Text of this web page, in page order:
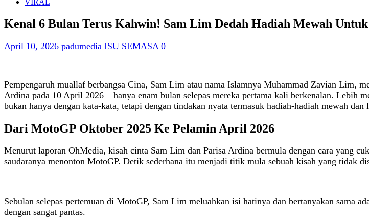
Kenal 6 Bulan Terus Kahwin! Sam Lim Dedah Hadiah Mewah
April 10, 2026 padumedia ISU SEMASA 0
Pempengaruh muallaf berbangsa Cina, Sam Lim atau nama Islamnya Muhammad Zavian Lim,
Ardina pada 10 April 2026 – hanya enam bulan selepas mereka pertama kali berkenalan. Lebih
bukan hanya dengan kata-kata, tetapi dengan tindakan nyata termasuk hadiah-hadiah mewah
Dari MotoGP Oktober 2025 Ke Pelamin April 2026
Menurut laporan OhMedia, kisah cinta Sam Lim dan Parisa Ardina bermula dengan cara yang
saudaranya menonton MotoGP. Detik sederhana itu menjadi titik mula sebuah kisah yang tidak
Sebulan selepas pertemuan di MotoGP, Sam Lim meluahkan isi hatinya dan bertanyakan sama
dengan sangat pantas.